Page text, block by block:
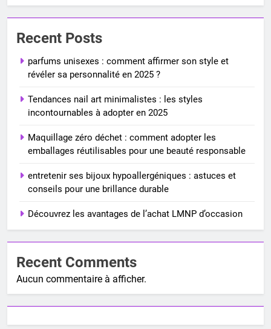
Recent Posts
parfums unisexes : comment affirmer son style et
révéler sa personnalité en 2025 ?
Tendances nail art minimalistes : les styles
incontournables à adopter en 2025
Maquillage zéro déchet : comment adopter les
emballages réutilisables pour une beauté responsable
entretenir ses bijoux hypoallergéniques : astuces et
conseils pour une brillance durable
Découvrez les avantages de l’achat LMNP d’occasion
Recent Comments
Aucun commentaire à afficher.